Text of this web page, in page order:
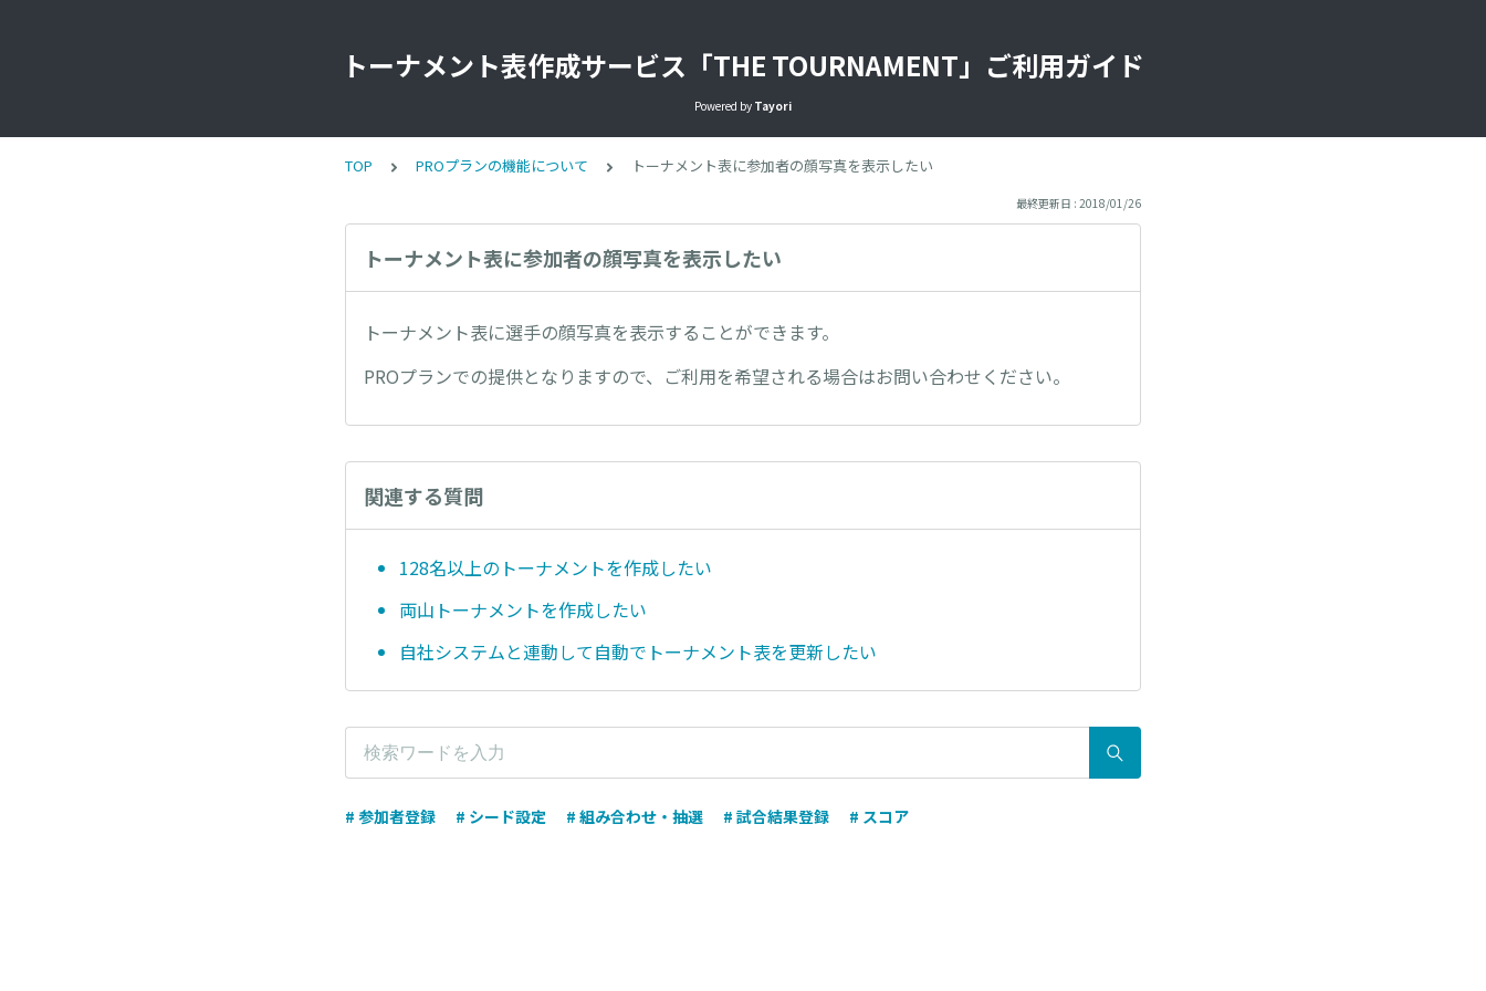
トーナメント表作成サービス「THE TOURNAMENT」ご利用ガイド
Powered by Tayori
TOP PROプランの機能について トーナメント表に参加者の顔写真を表示したい
最終更新日 : 2018/01/26
トーナメント表に参加者の顔写真を表示したい
トーナメント表に選手の顔写真を表示することができます。
PROプランでの提供となりますので、ご利用を希望される場合はお問い合わせください。
関連する質問
128名以上のトーナメントを作成したい
両山トーナメントを作成したい
自社システムと連動して自動でトーナメント表を更新したい
# 参加者登録 # シード設定 # 組み合わせ・抽選 # 試合結果登録 # スコア